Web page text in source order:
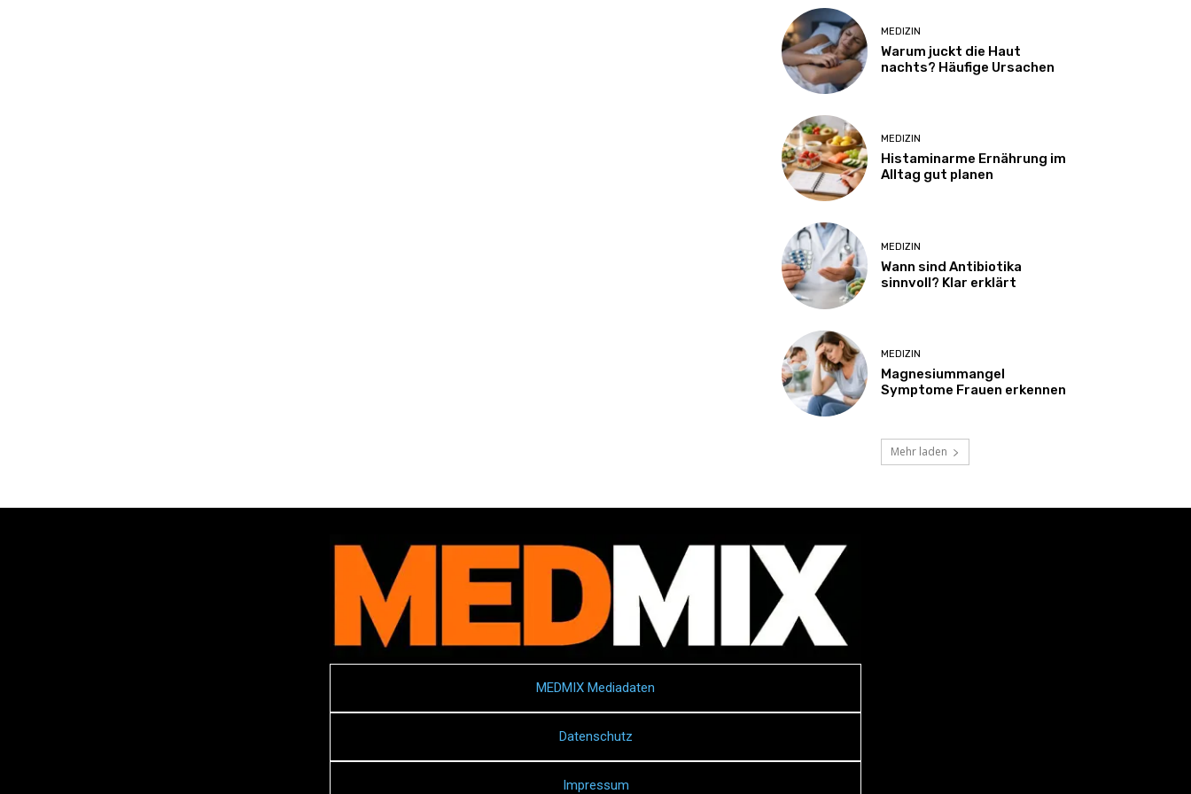
MEDIZIN
Warum juckt die Haut
nachts? Häufige Ursachen
MEDIZIN
Histaminarme Ernährung im
Alltag gut planen
MEDIZIN
Wann sind Antibiotika
sinnvoll? Klar erklärt
MEDIZIN
Magnesiummangel
Symptome Frauen erkennen
Mehr laden
MEDMIX Mediadaten
Datenschutz
Impressum